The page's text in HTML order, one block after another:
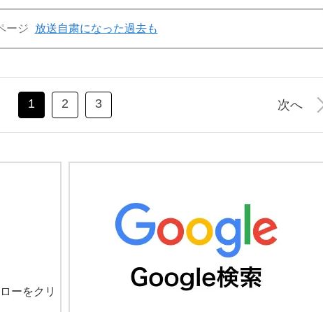
ージ 放送自粛になった過去も
1 2 3 次へ
ーをクリ